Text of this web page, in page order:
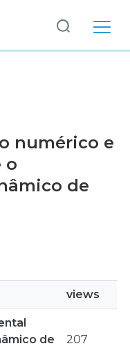
numérico e
o
de
views
de
207